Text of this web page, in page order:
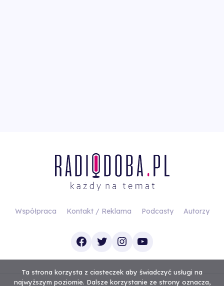
Współpraca Kontakt / Reklama Podcasty Autorzy
Facebook
TwitterInstagram
YouTube
Ta strona korzysta z ciasteczek aby świadczyć usługi na
najwyższym poziomie. Dalsze korzystanie ze strony oznacza,